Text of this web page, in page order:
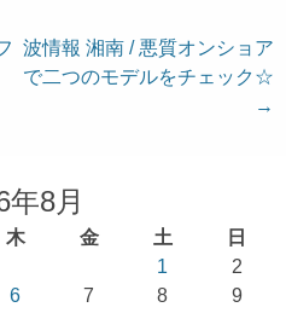
波情報 湘南 / 悪質オンショア
で二つのモデルをチェック☆
→
年8月
木 金 土
日
1
2
6 7 8
9